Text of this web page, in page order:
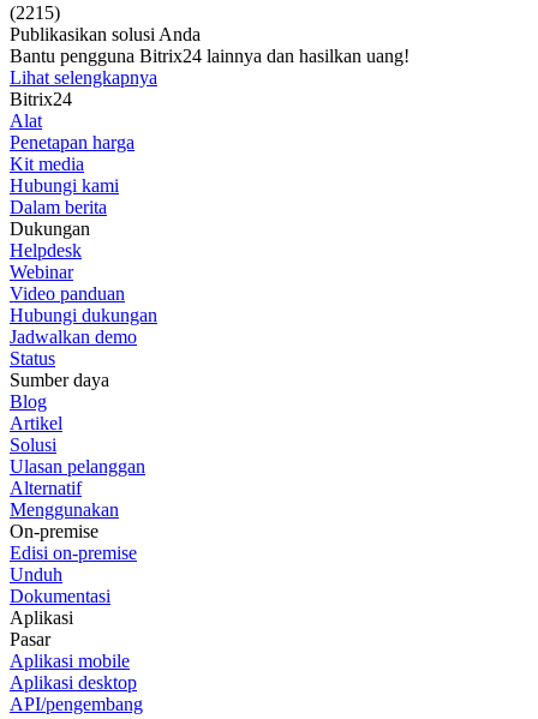
(2215)
Publikasikan solusi Anda
Bantu pengguna Bitrix24 lainnya dan hasilkan uang!
Lihat selengkapnya
Bitrix24
Alat
Penetapan harga
Kit media
Hubungi kami
Dalam berita
Dukungan
Helpdesk
Webinar
Video panduan
Hubungi dukungan
Jadwalkan demo
Status
Sumber daya
Blog
Artikel
Solusi
Ulasan pelanggan
Alternatif
Menggunakan
On-premise
Edisi on-premise
Unduh
Dokumentasi
Aplikasi
Pasar
Aplikasi mobile
Aplikasi desktop
API/pengembang